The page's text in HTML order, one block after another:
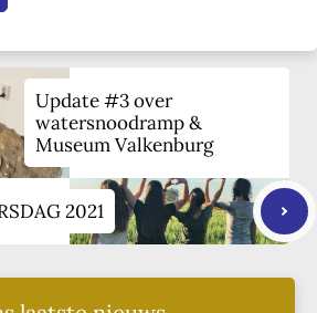
Update #3 over
watersnoodramp &
Museum Valkenburg
2021